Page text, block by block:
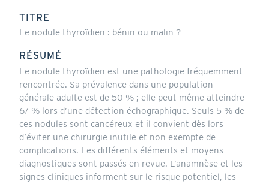
TITRE
Le nodule thyroïdien : bénin ou malin ?
RÉSUMÉ
Le nodule thyroïdien est une pathologie fréquemment
rencontrée. Sa prévalence dans une population
générale adulte est de 50 % ; elle peut même atteindre
67 % lors d’une détection échographique. Seuls 5 % de
ces nodules sont cancéreux et il convient dès lors
d’éviter une chirurgie inutile et non exempte de
complications. Les différents éléments et moyens
diagnostiques sont passés en revue. L’anamnèse et les
signes cliniques informent sur le risque potentiel, les